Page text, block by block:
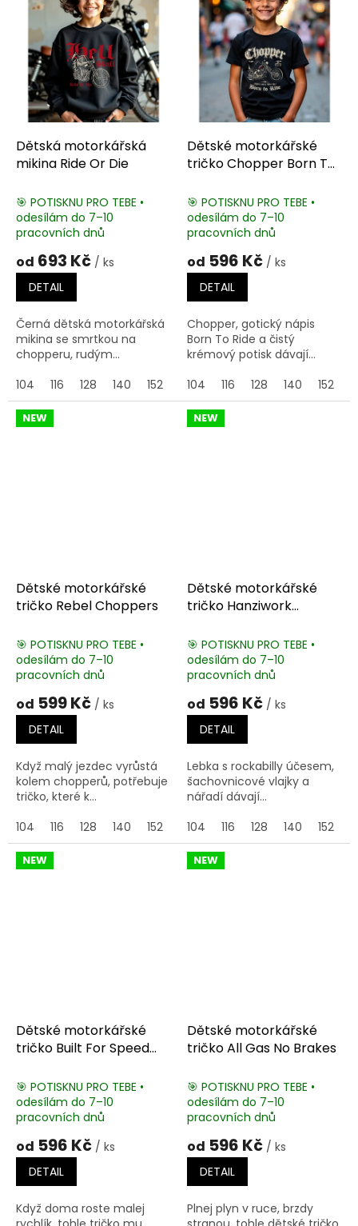
Dětská motorkářská
mikina Ride Or Die
🎯 POTISKNU PRO TEBE •
odesílám do 7–10
pracovních dnů
od 693 Kč / ks
DETAIL
Černá dětská motorkářská
mikina se smrtkou na
chopperu, rudým...
104
116 128 140 152 164
Dětské motorkářské
tričko Chopper Born To
🎯 POTISKNU PRO TEBE •
odesílám do 7–10
pracovních dnů
od 596 Kč / ks
DETAIL
Chopper, gotický nápis
Born To Ride a čistý
krémový potisk dávají...
104
116 128 140 152
NEW
Dětské motorkářské
tričko Rebel Choppers
🎯 POTISKNU PRO TEBE •
odesílám do 7–10
pracovních dnů
od 599 Kč / ks
DETAIL
Když malý jezdec vyrůstá
kolem chopperů, potřebuje
tričko, které k...
104
116 128 140 152 164
NEW
Dětské motorkářské
tričko Hanziwork
🎯 POTISKNU PRO TEBE •
odesílám do 7–10
pracovních dnů
od 596 Kč / ks
DETAIL
Lebka s rockabilly účesem,
šachovnicové vlajky a
nářadí dávají...
104
116 128 140 152
NEW
Dětské motorkářské
tričko Built For Speed
🎯 POTISKNU PRO TEBE •
odesílám do 7–10
pracovních dnů
od 596 Kč / ks
DETAIL
Když doma roste malej
NEW
Dětské motorkářské
tričko All Gas No Brakes
🎯 POTISKNU PRO TEBE •
odesílám do 7–10
pracovních dnů
od 596 Kč / ks
DETAIL
Plnej plyn v ruce, brzdy